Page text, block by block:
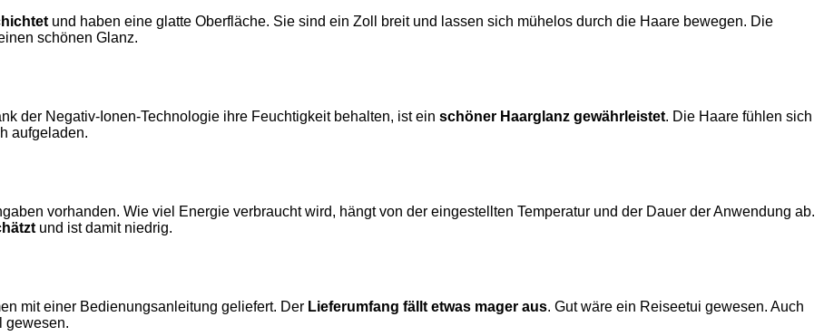
und haben eine glatte Oberfläche. Sie sind ein Zoll breit und lassen sich mühelos durch die Haare bewegen. Die
schönen Glanz.
der Negativ-Ionen-Technologie ihre Feuchtigkeit behalten, ist ein schöner Haarglanz gewährleistet. Die Haare fühlen sich
aufgeladen.
vorhanden. Wie viel Energie verbraucht wird, hängt von der eingestellten Temperatur und der Dauer der Anwendung ab.
und ist damit niedrig.
mit einer Bedienungsanleitung geliefert. Der Lieferumfang fällt etwas mager aus. Gut wäre ein Reiseetui gewesen. Auch
gewesen.